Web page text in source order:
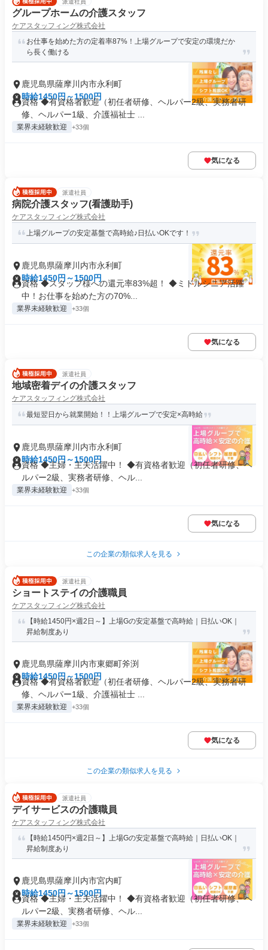
派遣社員
グループホームの介護スタッフ
ケアスタッフィング株式会社
お仕事を始めた方の定着率87%！上場グループで安定の環境だか
ら長く働ける
鹿児島県薩摩川内市永利町
時給1450円～1500円
資格 ◆有資格者歓迎（初任者研修、ヘルパー2級、実務者研
修、ヘルパー1級、介護福祉士 ...
業界未経験歓迎 +33個
気になる
派遣社員
病院介護スタッフ(看護助手)
ケアスタッフィング株式会社
上場グループの安定基盤で高時給♪日払いOKです！
鹿児島県薩摩川内市永利町
時給1450円～1500円
資格 ◆スタッフ様への還元率83%超！ ◆ミドルシニア活躍
中！お仕事を始めた方の70%...
業界未経験歓迎 +33個
気になる
派遣社員
地域密着デイの介護スタッフ
ケアスタッフィング株式会社
最短翌日から就業開始！！上場グループで安定×高時給
鹿児島県薩摩川内市永利町
時給1450円～1500円
資格 ◆主婦・主夫活躍中！ ◆有資格者歓迎（初任者研修、ヘ
ルパー2級、実務者研修、ヘル...
業界未経験歓迎 +33個
気になる
この企業の類似求人を見る
派遣社員
ショートステイの介護職員
ケアスタッフィング株式会社
【時給1450円×週2日～】上場Gの安定基盤で高時給｜日払いOK｜
昇給制度あり
鹿児島県薩摩川内市東郷町斧渕
時給1450円～1500円
資格 ◆有資格者歓迎（初任者研修、ヘルパー2級、実務者研
修、ヘルパー1級、介護福祉士 ...
業界未経験歓迎 +33個
気になる
この企業の類似求人を見る
派遣社員
デイサービスの介護職員
ケアスタッフィング株式会社
【時給1450円×週2日～】上場Gの安定基盤で高時給｜日払いOK｜
昇給制度あり
鹿児島県薩摩川内市宮内町
時給1450円～1500円
資格 ◆主婦・主夫活躍中！ ◆有資格者歓迎（初任者研修、ヘ
ルパー2級、実務者研修、ヘル...
業界未経験歓迎 +33個